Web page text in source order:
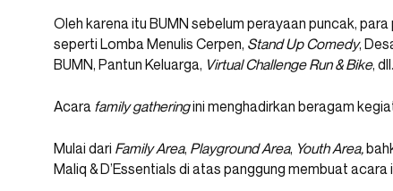
Oleh karena itu BUMN sebelum perayaan puncak,
seperti Lomba Menulis Cerpen, Stand Up Comedy,
BUMN, Pantun Keluarga, Virtual Challenge Run & Bike, dll.
Acara family gatheringini menghadirkan beragam
Mulai dari Family Area, Playground Area, Youth Area,
Maliq & D’Essentials di atas panggung membuat acara